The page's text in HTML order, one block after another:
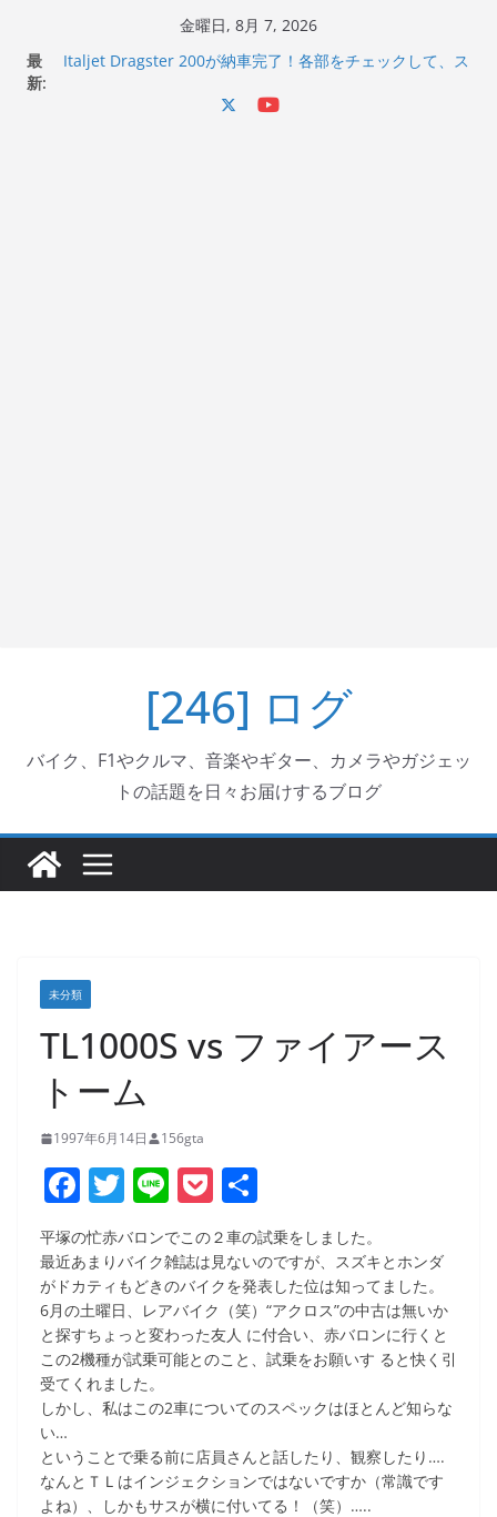
金曜日, 8月 7, 2026
最
新:
Italjet Dragster 200が納車完了！各部をチェックして、ス
[246] ログ
バイク、F1やクルマ、音楽やギター、カメラやガジェッ
トの話題を日々お届けするブログ
未分類
TL1000S vs ファイアース
トーム
1997年6月14日 156gta
F
a
c
e
b
o
o
T
w
itt
er
Li
n
e
P
o
ck
et
有
平塚の忙赤バロンでこの２車の試乗をしました。
最近あまりバイク雑誌は見ないのですが、スズキとホンダ
がドカティもどきのバイクを発表した位は知ってました。
6月の土曜日、レアバイク（笑）“アクロス”の中古は無いか
と探すちょっと変わった友人 に付合い、赤バロンに行くと
この2機種が試乗可能とのこと、試乗をお願いす ると快く引
受てくれました。
しかし、私はこの2車についてのスペックはほとんど知らな
い…
ということで乗る前に店員さんと話したり、観察したり….
なんとＴＬはインジェクションではないですか（常識です
よね）、しかもサスが横に付いてる！（笑）…..